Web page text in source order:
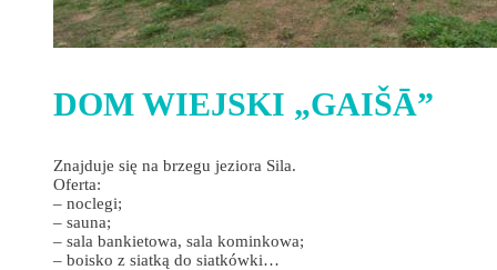
DOM WIEJSKI „GAIŠĀ”
Znajduje się na brzegu jeziora Sila.
Oferta:
– noclegi;
– sauna;
– sala bankietowa, sala kominkowa;
– boisko z siatką do siatkówki…